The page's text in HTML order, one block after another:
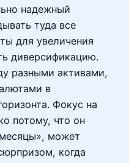
надежный
туда все
для увеличения
диверсификацию.
разными активами,
в
Фокус на
потому, что он
может
когда